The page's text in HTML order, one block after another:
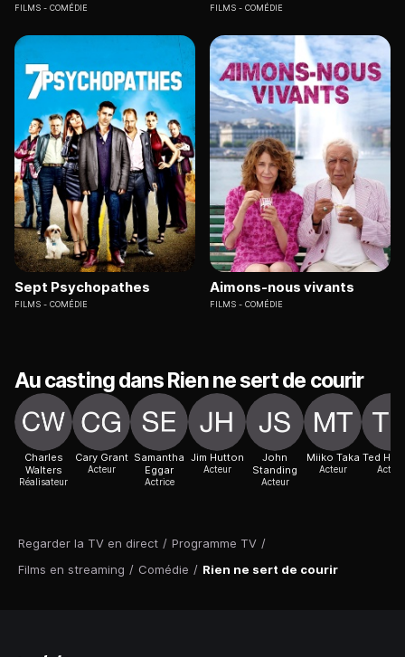
Regarder la TV en direct / Programme TV /
Films en streaming / Comédie / Rien ne sert de courir
FILMS COMÉDIE FILMS COMÉDIE
Sept Psychopathes
FILMS COMÉDIE
Aimons-nous vivants
FILMS COMÉDIE
Au casting dans Rien ne sert de courir
Charles
Walters
Réalisateur
Cary Grant
Acteur
Samantha
Eggar
Actrice
Jim Hutton
Acteur
John
Standing
Acteur
Miiko Taka
Acteur
Ted
Acteur